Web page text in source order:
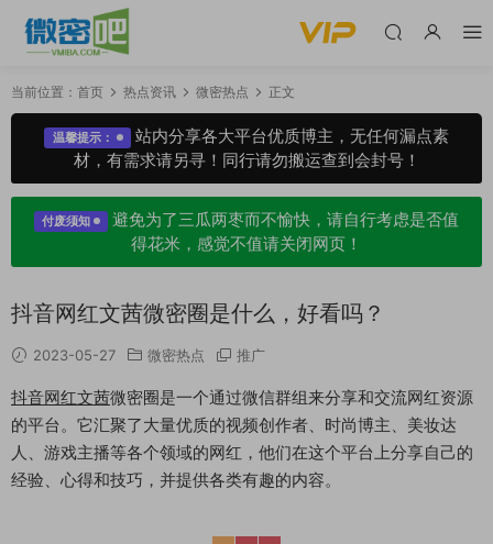
当前位置： 首页 热点资讯 微密热点 正文
温馨提示：
站内分享各大平台优质博主，无任何漏点素
材，有需求请另寻！同行请勿搬运查到会封号！
付废须知
避免为了三瓜两枣而不愉快，请自行考虑是否值
得花米，感觉不值请关闭网页！
抖音网红文茜微密圈是什么，好看吗？
2023-05-27 微密热点 推广
抖音网红文茜微密圈是一个通过微信群组来分享和交流网红资源
的平台。它汇聚了大量优质的视频创作者、时尚博主、美妆达
人、游戏主播等各个领域的网红，他们在这个平台上分享自己的
经验、心得和技巧，并提供各类有趣的内容。